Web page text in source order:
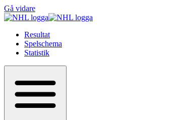
Gå vidare
Resultat
Spelschema
Statistik